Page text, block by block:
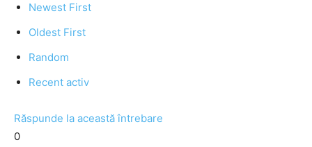
Newest First
Oldest First
Random
Recent activ
Răspunde la această întrebare
0